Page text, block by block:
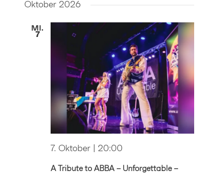
wählen.
Oktober 2026
MI.
7
A Tribute to ABBA – Unforgettable –
7. Oktober | 20:00